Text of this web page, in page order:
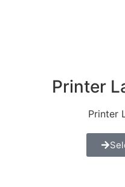
Printer
Printer